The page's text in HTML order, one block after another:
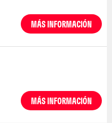
MÁS INFORMACIÓN
MÁS INFORMACIÓN